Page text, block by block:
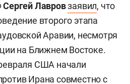
Сергей Лавровзаявил, что
второго этапа
Аравии, несмотря
на Ближнем Востоке.
США начали
Ирана совместно с